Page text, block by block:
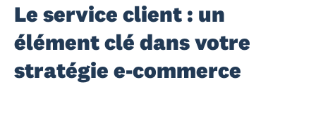
Le service client : un
élément clé dans votre
stratégie e-commerce